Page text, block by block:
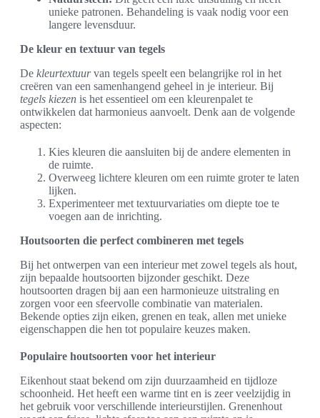
unieke patronen. Behandeling is vaak nodig voor een
langere levensduur.
De kleur en textuur van tegels
De kleurtextuurvan tegels speelt een belangrijke rol in het
creëren van een samenhangend geheel in je interieur. Bij
tegels kiezen is het essentieel om een kleurenpalet te
ontwikkelen dat harmonieus aanvoelt. Denk aan de volgende
aspecten:
Kies kleuren die aansluiten bij de andere elementen in
de ruimte.
Overweeg lichtere kleuren om een ruimte groter te laten
lijken.
Experimenteer met textuurvariaties om diepte toe te
voegen aan de inrichting.
Houtsoorten die perfect combineren met tegels
Bij het ontwerpen van een interieur met zowel tegels als hout,
zijn bepaalde houtsoorten bijzonder geschikt. Deze
houtsoorten dragen bij aan een harmonieuze uitstraling en
zorgen voor een sfeervolle combinatie van materialen.
Bekende opties zijn eiken, grenen en teak, allen met unieke
eigenschappen die hen tot populaire keuzes maken.
Populaire houtsoorten voor het interieur
Eikenhout staat bekend om zijn duurzaamheid en tijdloze
schoonheid. Het heeft een warme tint en is zeer veelzijdig in
het gebruik voor verschillende interieurstijlen. Grenenhout